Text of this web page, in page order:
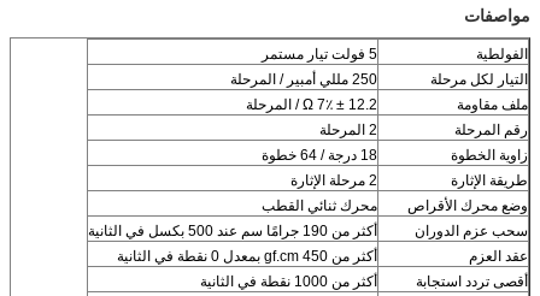
مواصفات
الفولطية
5 فولت تيار مستمر
التيار لكل مرحلة
250 مللي أمبير / المرحلة
ملف مقاومة
12.2 ± 7٪ Ω / المرحلة
رقم المرحلة
2 المرحلة
زاوية الخطوة
18 درجة / 64 خطوة
طريقة الإثارة
2 مرحلة الإثارة
وضع محرك الأقراص
محرك ثنائي القطب
سحب عزم الدوران
أكثر من 190 جرامًا سم عند 500 بكسل في الثانية
عقد العزم
أكثر من 450 gf.cm بمعدل 0 نقطة في الثانية
أقصى تردد استجابة
أكثر من 1000 نقطة في الثانية